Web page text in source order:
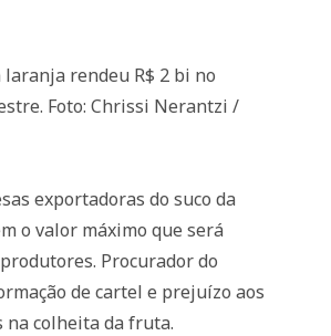
laranja rendeu R$ 2 bi no
Foto: Chrissi Nerantzi /
exportadoras do suco da
o valor máximo que será
Procurador do
de cartel e prejuízo aos
colheita da fruta.